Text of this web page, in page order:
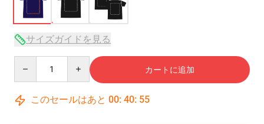
サイズガイドを見る
カートに追加
このセールはあと 00: 40: 54